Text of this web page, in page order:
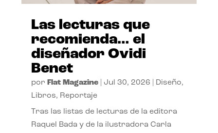
Las lecturas que
recomienda… el
diseñador Ovidi
Benet
por Flat Magazine| Jul 30, 2026 Diseño,
Libros, Reportaje
Tras las listas de lecturas de la editora
Raquel Bada y de la ilustradora Carla